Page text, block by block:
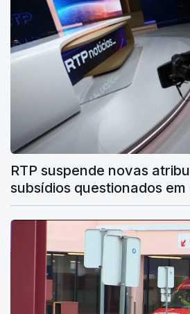
RTP suspende novas
subsídios questionados